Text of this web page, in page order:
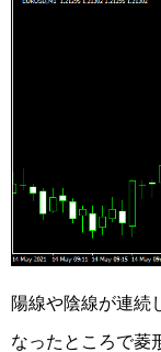
陽線や陰線が連続
なったところで菱